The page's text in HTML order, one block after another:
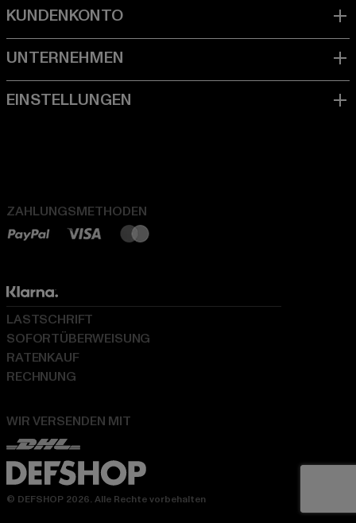
ZAHLUNGSMETHODEN
WIR VERSENDEN MIT
LASTSCHRIFT
SOFORTÜBERWEISUNG
RATENKAUF
RECHNUNG
© DEFSHOP 2026. Alle Rechte vorbehalten